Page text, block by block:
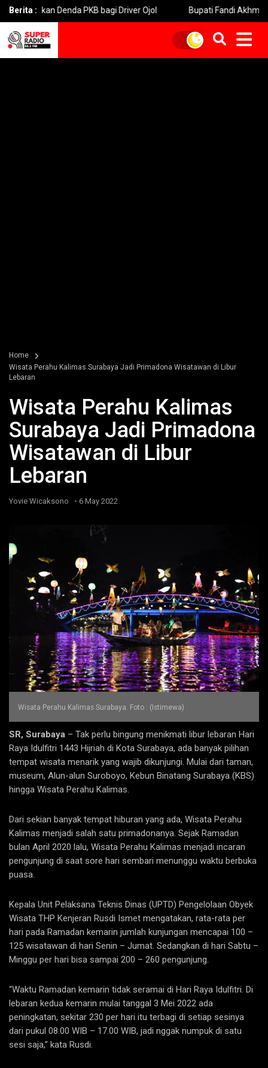
Berita :
Denda PKB bagi Driver Ojol Bupati Fandi Akhmad Yani
Home
Wisata Perahu Kalimas Surabaya Jadi Primadona Wisatawan di Libur
Lebaran
Wisata Perahu Kalimas
Surabaya Jadi Primadona
Wisatawan di Libur
Lebaran
Yovie Wicaksono - 6 May 2022
Wisata Perahu Kalimas Surabaya. Foto : (Istimewa)
SR, Surabaya – Tak perlu bingung menikmati libur lebaran Hari
Raya Idulfitri 1443 Hijriah di Kota Surabaya, ada banyak pilihan
tempat wisata menarik yang wajib dikunjungi. Mulai dari taman,
museum, Alun-alun Suroboyo, Kebun Binatang Surabaya (KBS)
hingga Wisata Perahu Kalimas.
Dari sekian banyak tempat hiburan yang ada, Wisata Perahu
Kalimas menjadi salah satu primadonanya. Sejak Ramadan
bulan April 2020 lalu, Wisata Perahu Kalimas menjadi incaran
pengunjung di saat sore hari sembari menunggu waktu berbuka
puasa.
Kepala Unit Pelaksana Teknis Dinas (UPTD) Pengelolaan Obyek
Wisata THP Kenjeran Rusdi Ismet mengatakan, rata-rata per
hari pada Ramadan kemarin jumlah kunjungan mencapai 100 –
125 wisatawan di hari Senin – Jumat. Sedangkan di hari Sabtu –
Minggu per hari bisa sampai 200 – 260 pengunjung.
“Waktu Ramadan kemarin tidak seramai di Hari Raya Idulfitri. Di
lebaran kedua kemarin mulai tanggal 3 Mei 2022 ada
peningkatan, sekitar 230 per hari itu terbagi di setiap sesinya
dari pukul 08.00 WIB – 17.00 WIB, jadi nggak numpuk di satu
sesi saja,” kata Rusdi.